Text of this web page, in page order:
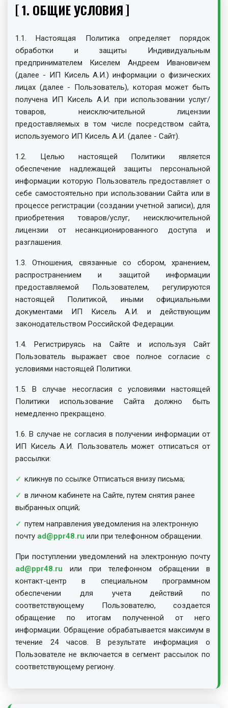
1. ОБЩИЕ УСЛОВИЯ
1.1. Настоящая Политика определяет порядок
обработки и защиты Индивидуальным
предпринимателем Киселем Андреем Ивановичем
(далее - ИП Кисель А.И.) информации о физических
лицах (далее - Пользователь), которая может быть
получена ИП Кисель А.И. при использовании услуг/
товаров, неисключительной лицензии
предоставляемых в том числе посредством сайта,
используемого ИП Кисель А.И. (далее - Сайт).
1.2. Целью настоящей Политики является
обеспечение надлежащей защиты персональной
информации которую Пользователь предоставляет о
себе самостоятельно при использовании Сайта или в
процессе регистрации (создании учетной записи), для
приобретения товаров/услуг, неисключительной
лицензии от несанкционированного доступа и
разглашения.
1.3. Отношения, связанные со сбором, хранением,
распространением и защитой информации
предоставляемой Пользователем, регулируются
настоящей Политикой, иными официальными
документами ИП Кисель А.И. и действующим
законодательством Российской Федерации.
1.4. Регистрируясь на Сайте и используя Сайт
Пользователь выражает свое полное согласие с
условиями настоящей Политики.
1.5. В случае несогласия с условиями настоящей
Политики использование Сайта должно быть
немедленно прекращено.
1.6. В случае не согласия в получении информации от
ИП Кисель А.И. Пользователь может отписаться от
рассылки:
кликнув по ссылке Отписаться внизу письма;
в личном кабинете на Сайте, путем снятия ранее
выбранных опций;
путем направления уведомления на электронную
почту ad@ppr48.ru или при телефонном обращении.
При поступлении уведомлений на электронную почту
ad@ppr48.ru или при телефонном обращении в
контакт-центр в специальном программном
обеспечении для учета действий по
соответствующему Пользователю, создается
обращение по итогам полученной от него
информации. Обращение обрабатывается максимум в
течение 24 часов. В результате информация о
Пользователе не включается в сегмент рассылок по
соответствующему региону.